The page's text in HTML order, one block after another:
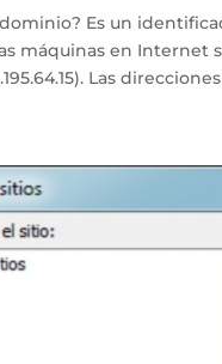
Es un
máquinas en
Las